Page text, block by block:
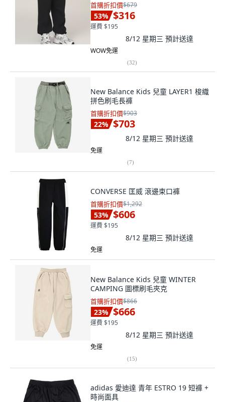
首購折扣價$679
53% $316
運費 $195
8/12 星期三 預計送達
WOW免運
(32)
New Balance Kids 兒童 LAYER1 梭織
拼色刷毛長褲
首購折扣價$903
22% $703
8/12 星期三 預計送達
免運
(7)
CONVERSE 匡威 滾邊束口褲
首購折扣價$1,292
53% $606
運費 $195
8/12 星期三 預計送達
免運
New Balance Kids 兒童 WINTER
CAMPING 圖標刷毛夾克
首購折扣價$866
23% $666
運費 $195
8/12 星期三 預計送達
免運
(15)
adidas 愛迪達 青年 ESTRO 19 短褲 +
時尚面具